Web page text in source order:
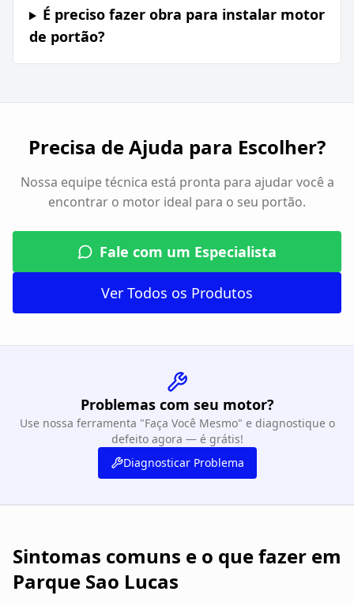
É preciso fazer obra para instalar motor
de portão?
Precisa de Ajuda para Escolher?
Nossa equipe técnica está pronta para ajudar você a
encontrar o motor ideal para o seu portão.
Fale com um Especialista
Ver Todos os Produtos
Problemas com seu motor?
Use nossa ferramenta "Faça Você Mesmo" e diagnostique o
defeito agora — é grátis!
Diagnosticar Problema
Sintomas comuns e o que fazer em
Parque Sao Lucas